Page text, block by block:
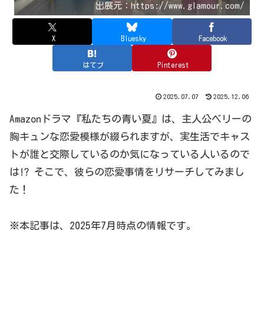
出展元：https://www.glamour.com/
X Bluesky Facebook
はてブ Pinterest
2025.07.07 2025.12.06
Amazonドラマ『私たちの青い夏』は、主人公ベリーの
胸キュンな恋愛模様が綴られますが、実生活でキャス
トが誰と交際しているのか気になっている人いるので
は!? そこで、彼らの恋愛事情をリサーチしてみまし
た！
※本記事は、2025年7月時点の情報です。